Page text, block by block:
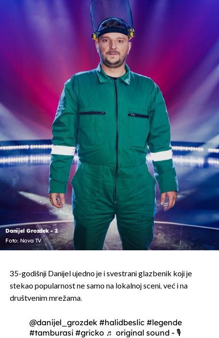
Danijel Grozdek - 2
Foto: Nova TV
35-godišnji Danijel ujedno je i svestrani glazbenik koji je
stekao popularnost ne samo na lokalnoj sceni, već i na
društvenim mrežama.
@danijel_grozdek #halidbeslic #legende
#tamburasi #gricko ♬ original sound - 🎙️